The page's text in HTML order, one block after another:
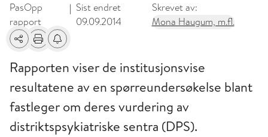
PasOpp
rapport
| Sist endret
09.09.2014
Skrevet av:
Mona Haugum, m.fl.
Del Skriv utFå varsel om endringer
Rapporten viser de institusjonsvise
resultatene av en spørreundersøkelse blant
fastleger om deres vurdering av
distriktspsykiatriske sentra (DPS).